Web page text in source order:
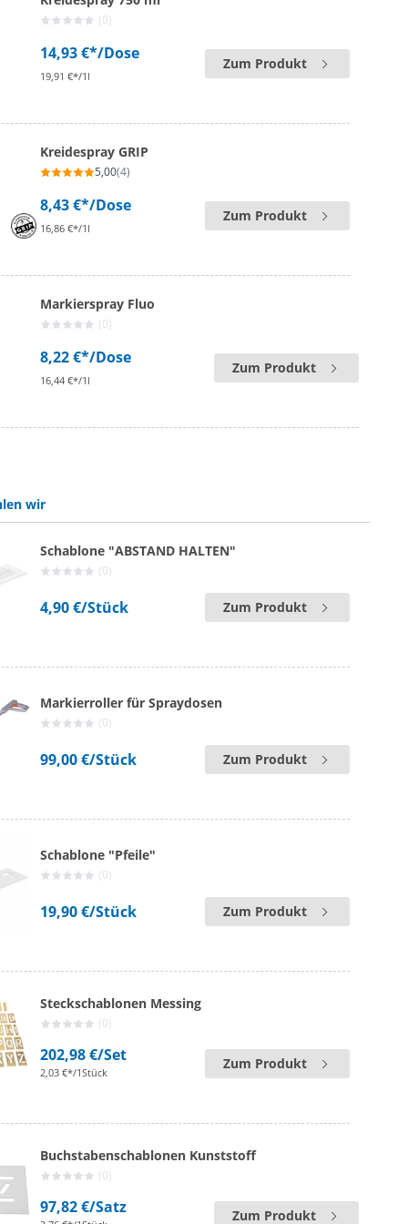
(0)
14,93 €*/Dose
19,91 €*/1l
Zum Produkt
Kreidespray GRIP
5,00(4)
8,43 €*/Dose
16,86 €*/1l
Zum Produkt
Markierspray Fluo
(0)
8,22 €*/Dose
16,44 €*/1l
Zum Produkt
wir
Schablone "ABSTAND HALTEN"
(0)
4,90 €/Stück Zum Produkt
Markierroller für Spraydosen
(0)
99,00 €/Stück Zum Produkt
Schablone "Pfeile"
(0)
19,90 €/Stück Zum Produkt
Steckschablonen Messing
(0)
202,98 €/Set
2,03 €*/1Stück
Zum Produkt
Buchstabenschablonen Kunststoff
(0)
97,82 €/Satz Zum Produkt